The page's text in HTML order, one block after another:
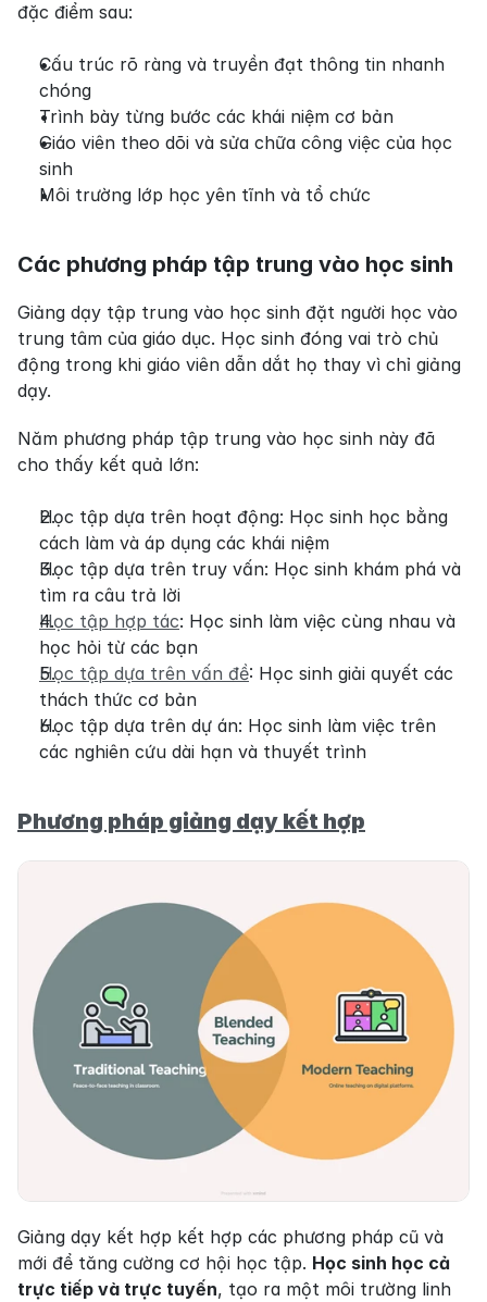
đặc điểm sau:
Cấu trúc rõ ràng và truyền đạt thông tin nhanh
chóng
Trình bày từng bước các khái niệm cơ bản
Giáo viên theo dõi và sửa chữa công việc của học
sinh
Môi trường lớp học yên tĩnh và tổ chức
Các phương pháp tập trung vào học sinh
Giảng dạy tập trung vào học sinh đặt người học vào
trung tâm của giáo dục. Học sinh đóng vai trò chủ
động trong khi giáo viên dẫn dắt họ thay vì chỉ giảng
dạy.
Năm phương pháp tập trung vào học sinh này đã
cho thấy kết quả lớn:
Học tập dựa trên hoạt động: Học sinh học bằng
cách làm và áp dụng các khái niệm
Học tập dựa trên truy vấn: Học sinh khám phá và
tìm ra câu trả lời
Học tập hợp tác: Học sinh làm việc cùng nhau và
học hỏi từ các bạn
Học tập dựa trên vấn đề: Học sinh giải quyết các
thách thức cơ bản
Học tập dựa trên dự án: Học sinh làm việc trên
các nghiên cứu dài hạn và thuyết trình
Phương pháp giảng dạy kết hợp
Giảng dạy kết hợp kết hợp các phương pháp cũ và
mới để tăng cường cơ hội học tập. Học sinh học cả
trực tiếp và trực tuyến, tạo ra một môi trường linh